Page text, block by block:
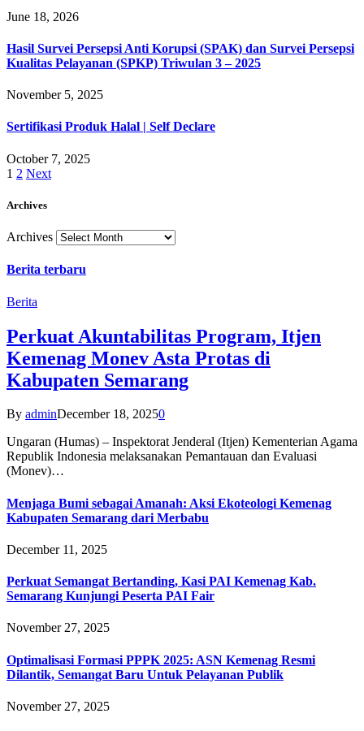
June 18, 2026
Hasil Survei Persepsi Anti Korupsi (SPAK) dan Survei Persepsi
Kualitas Pelayanan (SPKP) Triwulan 3 – 2025
November 5, 2025
Sertifikasi Produk Halal | Self Declare
October 7, 2025
1 2 Next
Archives
Archives
Berita terbaru
Berita
Perkuat Akuntabilitas Program, Itjen
Kemenag Monev Asta Protas di
Kabupaten Semarang
By adminDecember 18, 20250
Ungaran (Humas) – Inspektorat Jenderal (Itjen) Kementerian Agama
Republik Indonesia melaksanakan Pemantauan dan Evaluasi
(Monev)…
Menjaga Bumi sebagai Amanah: Aksi Ekoteologi Kemenag
Kabupaten Semarang dari Merbabu
December 11, 2025
Perkuat Semangat Bertanding, Kasi PAI Kemenag Kab.
Semarang Kunjungi Peserta PAI Fair
November 27, 2025
Optimalisasi Formasi PPPK 2025: ASN Kemenag Resmi
Dilantik, Semangat Baru Untuk Pelayanan Publik
November 27, 2025